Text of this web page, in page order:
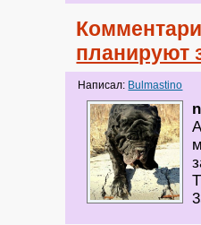
планируют
Написал: Bulmastino